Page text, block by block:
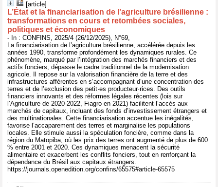
[article]
L’État et la financiarisation de l’agriculture brésilienne :
transformations en cours et retombées sociales,
politiques et économiques
- In : CONFINS, 2025/4 (26/12/2025), N°69,
La financiarisation de l’agriculture brésilienne, accélérée depuis les
années 1990, transforme profondément les dynamiques rurales. Ce
phénomène, marqué par l’intégration des marchés financiers et des
actifs fonciers, dépasse le cadre traditionnel de la modernisation
agricole. Il repose sur la valorisation financière de la terre et des
infrastructures afférentes en s’accompagnant d’une concentration des
terres et de l’exclusion des petit·es producteur·rices. Des outils
financiers innovants et des réformes légales récentes (lois sur
l’Agriculture de 2020-2022, Fiagro en 2021) facilitent l’accès aux
marchés de capitaux, incluant des fonds d’investissement étrangers et
des multinationales. Cette financiarisation accentue les inégalités,
favorise l’accaparement des terres et marginalise les populations
locales. Elle stimule aussi la spéculation foncière, comme dans la
région du Matopiba, où les prix des terres ont augmenté de plus de 600
% entre 2001 et 2020. Ces dynamiques menacent la sécurité
alimentaire et exacerbent les conflits fonciers, tout en renforçant la
dépendance du Brésil aux capitaux étrangers.
https://journals.openedition.org/confins/65575#article-65575